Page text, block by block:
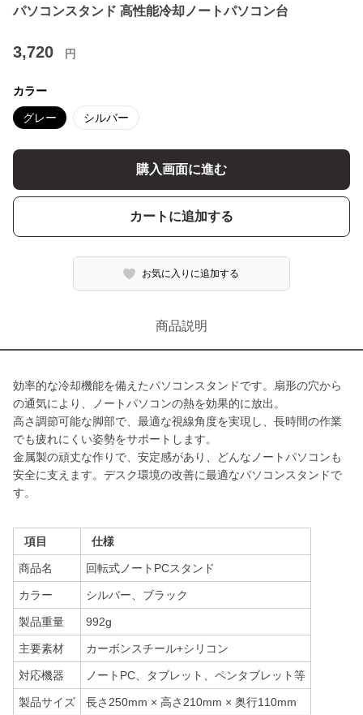
パソコンスタンド 高性能冷却ノートパソコン台
3,720 円
カラー
グレー シルバー
購入画面に進む
カートに追加する
お気に入りに追加する
商品説明
効率的な冷却機能を備えたパソコンスタンドです。扇形の穴から
の通気により、ノートパソコンの熱を効果的に放出。
高さ調節可能な脚部で、最適な視線角度を実現し、長時間の作業
でも疲れにくい姿勢をサポートします。
金属製の頑丈な作りで、安定感があり、どんなノートパソコンも
安全に支えます。デスク環境の改善に最適なパソコンスタンドで
す。
項目 仕様
商品名 回転式ノートPCスタンド
カラー シルバー、ブラック
製品重量 992g
主要素材 カーボンスチール+シリコン
対応機器 ノートPC、タブレット、ペンタブレット等
製品サイズ 長さ250mm × 高さ210mm × 奥行110mm